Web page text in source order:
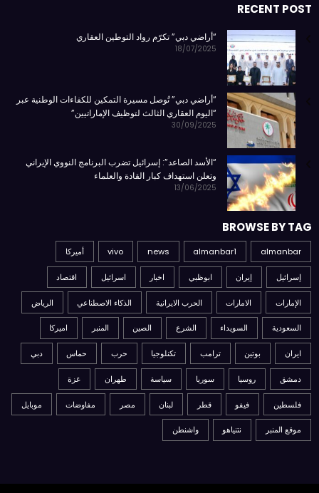
RECENT POST
“أراضي دبي” تكرّم رواد التوطين العقاري
18/07/2025
“أراضي دبي” تُوصل مسيرة التمكين للكفاءات الوطنية عبر
“اليوم العقاري الثالث لتوظيف الإماراتيين”
30/09/2025
“الأسد الصاعد”: إسرائيل تضرب البرنامج النووي الإيراني
وتعلن استهداف كبار القادة والعلماء
13/06/2025
BROWSE BY TAG
almanbar
almanbar1
news
vivo أميركا
إسرائيل إيران ابوظبي اخبار اسرائيل اقتصاد
الإمارات الامارات الحرب الايرانية الذكاء الاصطناعي الرياض
السعودية السويداء الشرع الصين المنبر اميركا
ايران بوتين ترامب تكنلوجيا حرب حماس دبي
دمشق روسيا سوريا سياسة طهران غزة
فلسطين فيفو قطر لبنان مصر مفاوضات موبايل
موقع المنبر نتنياهو واشنطن